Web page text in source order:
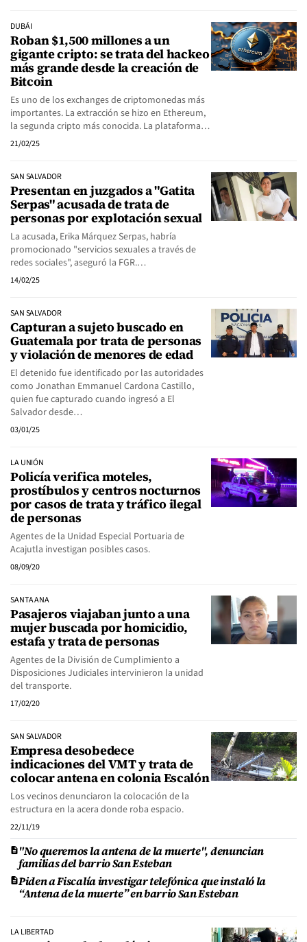
DUBÁI
Roban $1,500 millones a un
gigante cripto: se trata del hackeo
más grande desde la creación de
Bitcoin
Es uno de los exchanges de criptomonedas más
importantes. La extracción se hizo en Ethereum,
la segunda cripto más conocida. La plataforma…
21/02/25
SAN SALVADOR
Presentan en juzgados a "Gatita
Serpas" acusada de trata de
personas por explotación sexual
La acusada, Erika Márquez Serpas, habría
promocionado "servicios sexuales a través de
redes sociales", aseguró la FGR.…
14/02/25
SAN SALVADOR
Capturan a sujeto buscado en
Guatemala por trata de personas
y violación de menores de edad
El detenido fue identificado por las autoridades
como Jonathan Emmanuel Cardona Castillo,
quien fue capturado cuando ingresó a El
Salvador desde…
03/01/25
LA UNIÓN
Policía verifica moteles,
prostíbulos y centros nocturnos
por casos de trata y tráfico ilegal
de personas
Agentes de la Unidad Especial Portuaria de
Acajutla investigan posibles casos.
08/09/20
SANTA ANA
Pasajeros viajaban junto a una
mujer buscada por homicidio,
estafa y trata de personas
Agentes de la División de Cumplimiento a
Disposiciones Judiciales intervinieron la unidad
del transporte.
17/02/20
SAN SALVADOR
Empresa desobedece
indicaciones del VMT y trata de
colocar antena en colonia Escalón
Los vecinos denunciaron la colocación de la
estructura en la acera donde roba espacio.
22/11/19
"No queremos la antena de la muerte", denuncian
familias del barrio San Esteban
Piden a Fiscalía investigar telefónica que instaló la
“Antena de la muerte” en barrio San Esteban
LA LIBERTAD